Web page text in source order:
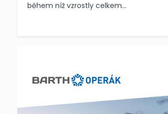
během níž vzrostly celkem...